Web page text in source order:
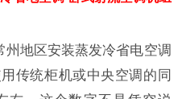
地区安装蒸发冷省电空调
传统柜机或中央空调的同